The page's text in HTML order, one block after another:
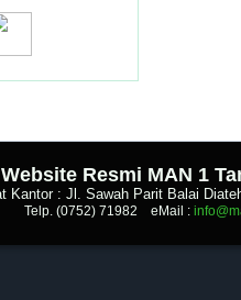
Website Resmi MAN 1
Kantor : Jl. Sawah Parit Balai
Telp. (0752) 71982 eMail :